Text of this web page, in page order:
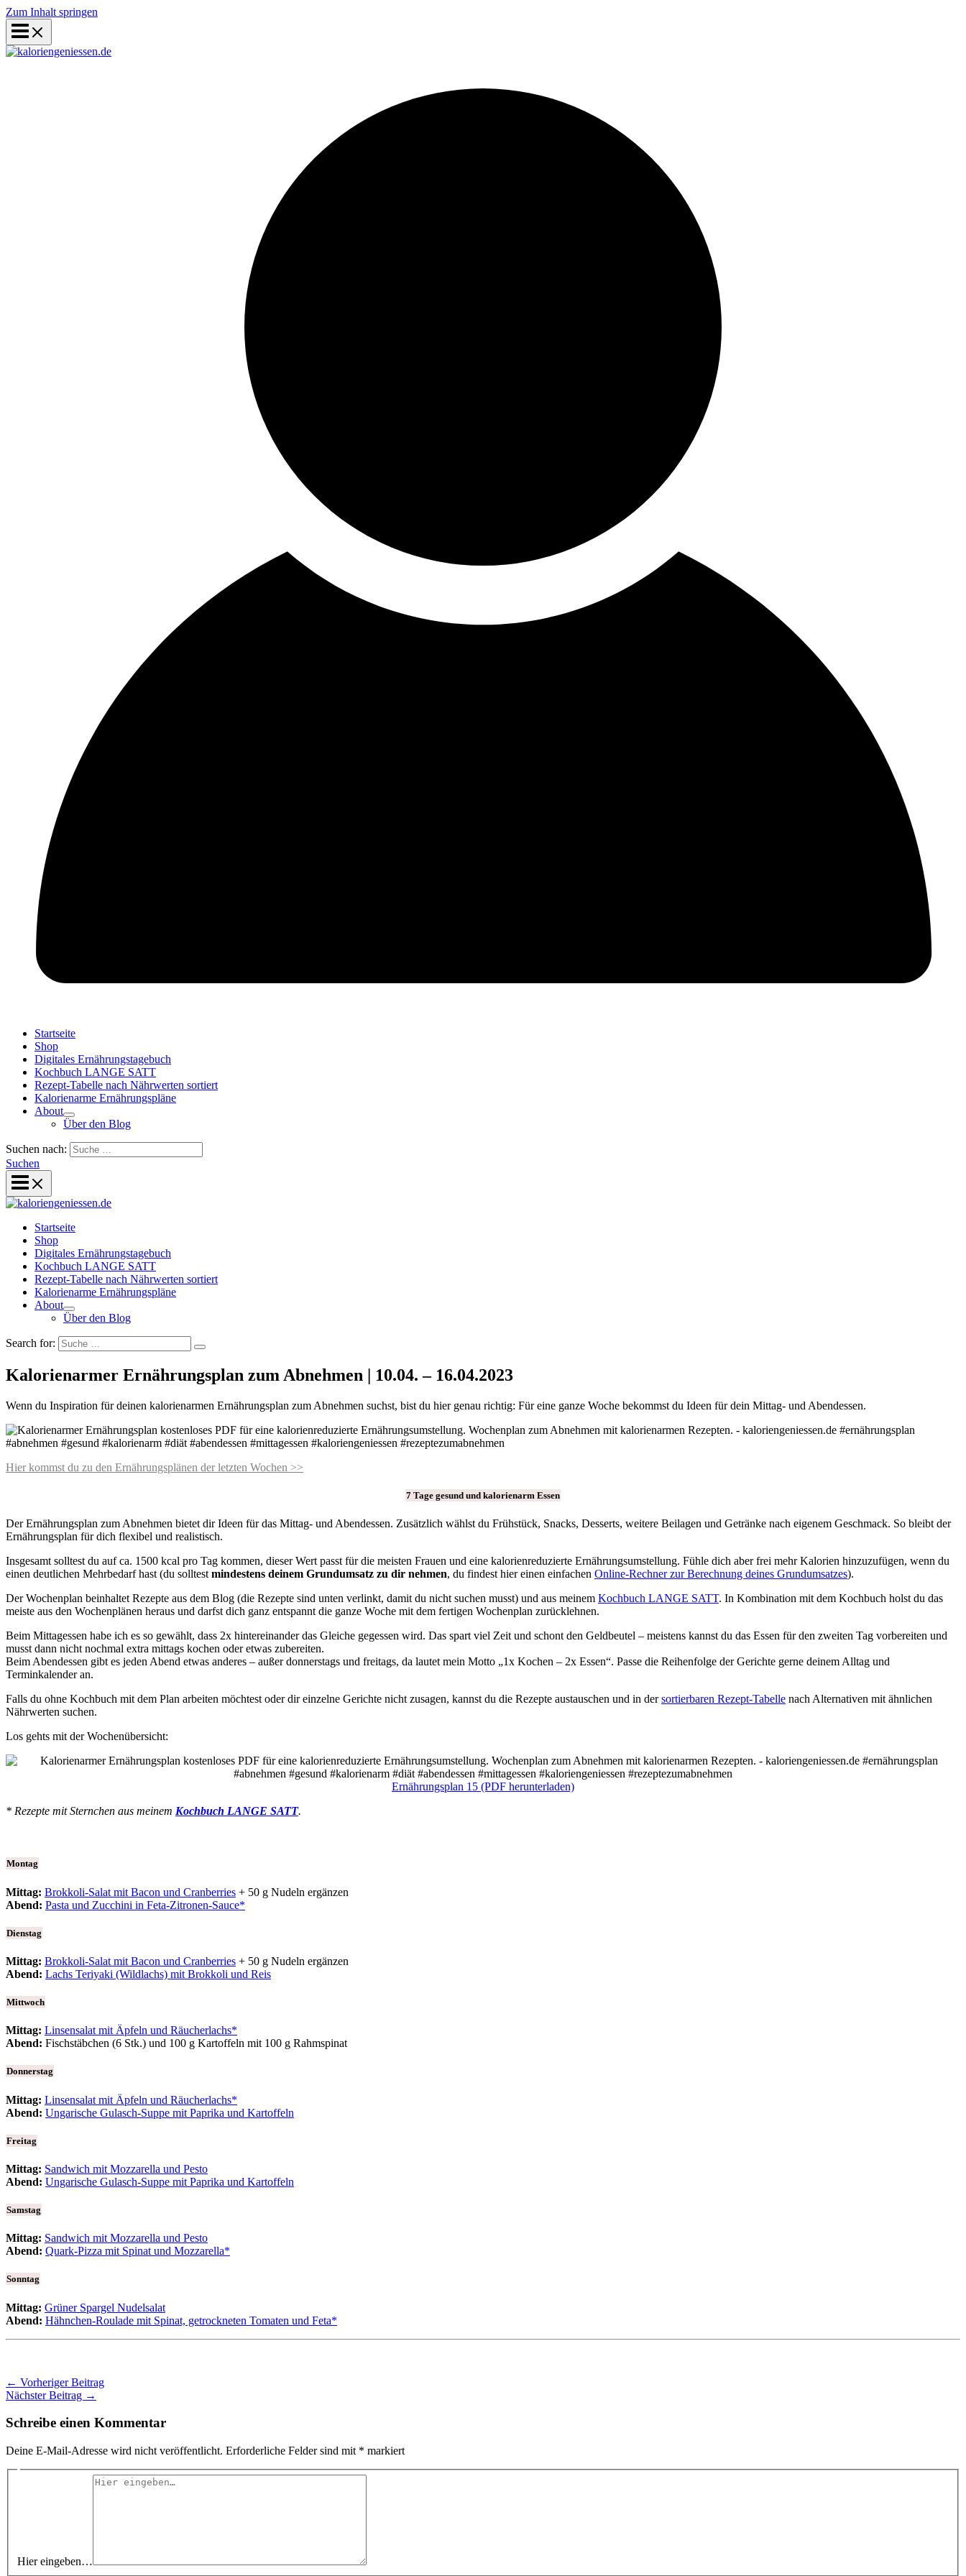
Zum Inhalt springen
Startseite
Shop
Digitales Ernährungstagebuch
Kochbuch LANGE SATT
Rezept-Tabelle nach Nährwerten sortiert
Kalorienarme Ernährungspläne
About
Über den Blog
Suchen nach:
Suchen
Startseite
Shop
Digitales Ernährungstagebuch
Kochbuch LANGE SATT
Rezept-Tabelle nach Nährwerten sortiert
Kalorienarme Ernährungspläne
About
Über den Blog
Search for:
Kalorienarmer Ernährungsplan zum Abnehmen | 10.04. – 16.04.2023
Wenn du Inspiration für deinen kalorienarmen Ernährungsplan zum Abnehmen suchst, bist du hier genau richtig: Für eine ganze Woche bekommst du Ideen für dein Mittag- und Abendessen.
Hier kommst du zu den Ernährungsplänen der letzten Wochen >>
7 Tage gesund und kalorienarm Essen
Der Ernährungsplan zum Abnehmen bietet dir Ideen für das Mittag- und Abendessen. Zusätzlich wählst du Frühstück, Snacks, Desserts, weitere Beilagen und Getränke nach eigenem Geschmack. So bleibt der
Ernährungsplan für dich flexibel und realistisch.
Insgesamt solltest du auf ca. 1500 kcal pro Tag kommen, dieser Wert passt für die meisten Frauen und eine kalorienreduzierte Ernährungsumstellung. Fühle dich aber frei mehr Kalorien hinzuzufügen, wenn du
einen deutlichen Mehrbedarf hast (du solltest mindestens deinem Grundumsatz zu dir nehmen, du findest hier einen einfachen Online-Rechner zur Berechnung deines Grundumsatzes).
Der Wochenplan beinhaltet Rezepte aus dem Blog (die Rezepte sind unten verlinkt, damit du nicht suchen musst) und aus meinem Kochbuch LANGE SATT. In Kombination mit dem Kochbuch holst du das
meiste aus den Wochenplänen heraus und darfst dich ganz entspannt die ganze Woche mit dem fertigen Wochenplan zurücklehnen.
Beim Mittagessen habe ich es so gewählt, dass 2x hintereinander das Gleiche gegessen wird. Das spart viel Zeit und schont den Geldbeutel – meistens kannst du das Essen für den zweiten Tag vorbereiten und
musst dann nicht nochmal extra mittags kochen oder etwas zubereiten.
Beim Abendessen gibt es jeden Abend etwas anderes – außer donnerstags und freitags, da lautet mein Motto „1x Kochen – 2x Essen“. Passe die Reihenfolge der Gerichte gerne deinem Alltag und
Terminkalender an.
Falls du ohne Kochbuch mit dem Plan arbeiten möchtest oder dir einzelne Gerichte nicht zusagen, kannst du die Rezepte austauschen und in dersortierbaren Rezept-Tabelle nach Alternativen mit ähnlichen
Nährwerten suchen.
Los gehts mit der Wochenübersicht:
Ernährungsplan 15 (PDF herunterladen)
* Rezepte mit Sternchen aus meinem Kochbuch LANGE SATT.
Montag
Mittag: Brokkoli-Salat mit Bacon und Cranberries + 50 g Nudeln ergänzen
Abend: Pasta und Zucchini in Feta-Zitronen-Sauce*
Dienstag
Mittag: Brokkoli-Salat mit Bacon und Cranberries + 50 g Nudeln ergänzen
Abend: Lachs Teriyaki (Wildlachs) mit Brokkoli und Reis
Mittwoch
Mittag: Linsensalat mit Äpfeln und Räucherlachs*
Abend: Fischstäbchen (6 Stk.) und 100 g Kartoffeln mit 100 g Rahmspinat
Donnerstag
Mittag: Linsensalat mit Äpfeln und Räucherlachs*
Abend: Ungarische Gulasch-Suppe mit Paprika und Kartoffeln
Freitag
Mittag: Sandwich mit Mozzarella und Pesto
Abend: Ungarische Gulasch-Suppe mit Paprika und Kartoffeln
Samstag
Mittag: Sandwich mit Mozzarella und Pesto
Abend: Quark-Pizza mit Spinat und Mozzarella*
Sonntag
Mittag: Grüner Spargel Nudelsalat
Abend: Hähnchen-Roulade mit Spinat, getrockneten Tomaten und Feta*
← Vorheriger Beitrag
Nächster Beitrag →
Schreibe einen Kommentar
Deine E-Mail-Adresse wird nicht veröffentlicht. Erforderliche Felder sind mit * markiert
Hier eingeben…